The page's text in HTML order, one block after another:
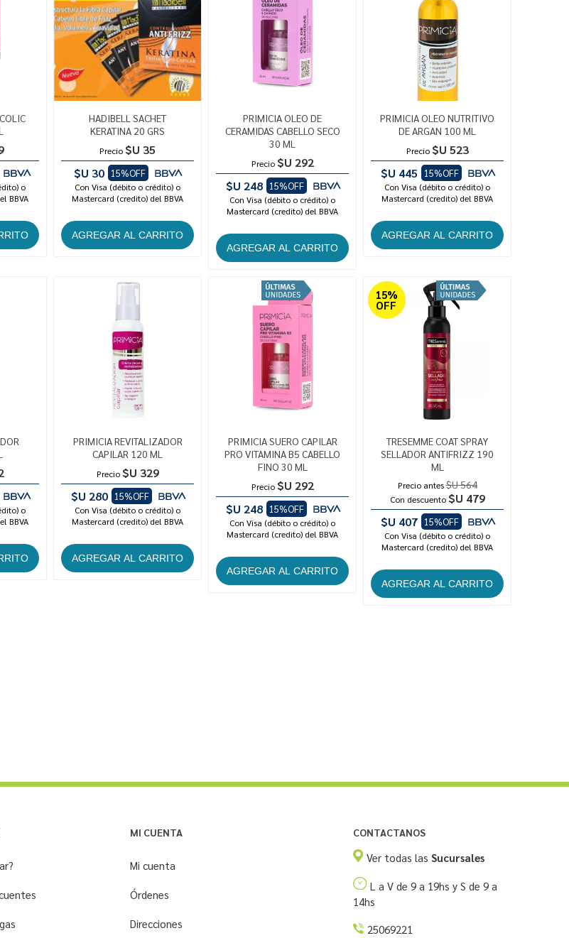
o
BBVA
HADIBELL SACHET
KERATINA 20 GRS
Precio $U 35
$U 30 15%OFF
Con Visa (débito o crédito) o
Mastercard (credito) del BBVA
PRIMICIA OLEO DE
CERAMIDAS CABELLO SECO
30 ML
Precio $U 292
$U 248
15%OFF
Con Visa (débito o crédito) o
Mastercard (credito) del BBVA
PRIMICIA OLEO NUTRITIVO
DE ARGAN 100 ML
Precio $U 523
$U 445
15%OFF
Con Visa (débito o crédito) o
Mastercard (credito) del BBVA
o
BBVA
PRIMICIA REVITALIZADOR
CAPILAR 120 ML
Precio $U 329
$U 280
15%OFF
Con Visa (débito o crédito) o
Mastercard (credito) del BBVA
PRIMICIA SUERO CAPILAR
PRO VITAMINA B5 CABELLO
FINO 30 ML
Precio $U 292
$U 248
15%OFF
Con Visa (débito o crédito) o
Mastercard (credito) del BBVA
15%
OFF
TRESEMME COAT SPRAY
SELLADOR ANTIFRIZZ 190
ML
Precio antes$U 564
Con descuento $U 479
$U 407
15%OFF
Con Visa (débito o crédito) o
Mastercard (credito) del BBVA
MI CUENTA
Mi cuenta
Órdenes
Direcciones
CONTACTANOS
Ver todas las Sucursales
L a V de 9 a 19hs y S de 9 a
14hs
25069221